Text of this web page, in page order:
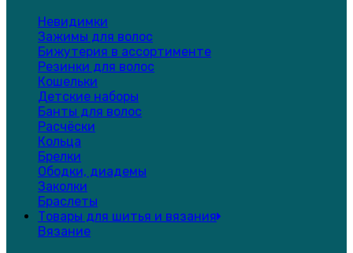
Невидимки
Зажимы для волос
Бижутерия в ассортименте
Резинки для волос
Кошельки
Детские наборы
Банты для волос
Расчёски
Кольца
Брелки
Ободки, диадемы
Заколки
Браслеты
Товары для шитья и вязания
Вязание